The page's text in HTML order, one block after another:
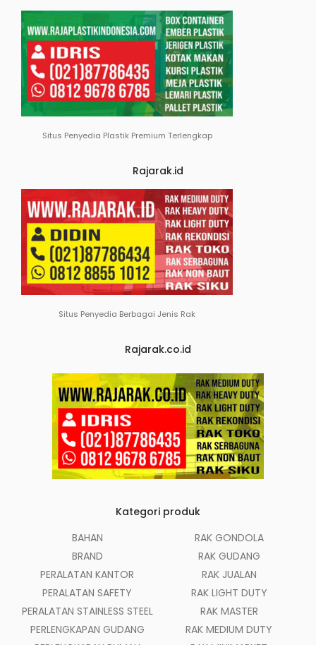
Situs Penyedia Plastik Premium Terlengkap
Rajarak.id
Situs Penyedia Berbagai Jenis Rak
Rajarak.co.id
Kategori produk
BAHAN
BRAND
PERALATAN KANTOR
PERALATAN SAFETY
PERALATAN STAINLESS STEEL
PERLENGKAPAN GUDANG
RAK GONDOLA
RAK GUDANG
RAK JUALAN
RAK LIGHT DUTY
RAK MASTER
RAK MEDIUM DUTY